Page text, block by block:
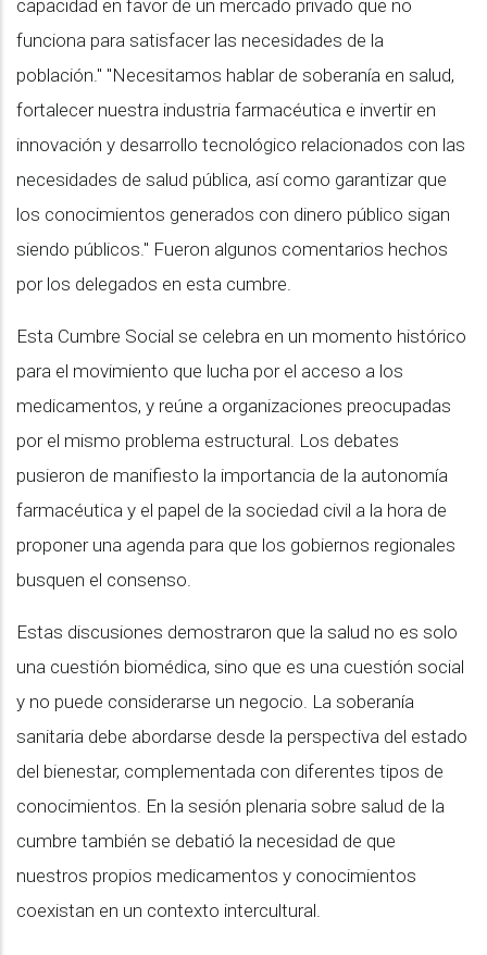
capacidad en favor de un mercado privado que no
funciona para satisfacer las necesidades de la
población." "Necesitamos hablar de soberanía en salud,
fortalecer nuestra industria farmacéutica e invertir en
innovación y desarrollo tecnológico relacionados con las
necesidades de salud pública, así como garantizar que
los conocimientos generados con dinero público sigan
siendo públicos." Fueron algunos comentarios hechos
por los delegados en esta cumbre.
Esta Cumbre Social se celebra en un momento histórico
para el movimiento que lucha por el acceso a los
medicamentos, y reúne a organizaciones preocupadas
por el mismo problema estructural. Los debates
pusieron de manifiesto la importancia de la autonomía
farmacéutica y el papel de la sociedad civil a la hora de
proponer una agenda para que los gobiernos regionales
busquen el consenso.
Estas discusiones demostraron que la salud no es solo
una cuestión biomédica, sino que es una cuestión social
y no puede considerarse un negocio. La soberanía
sanitaria debe abordarse desde la perspectiva del estado
del bienestar, complementada con diferentes tipos de
conocimientos. En la sesión plenaria sobre salud de la
cumbre también se debatió la necesidad de que
nuestros propios medicamentos y conocimientos
coexistan en un contexto intercultural.